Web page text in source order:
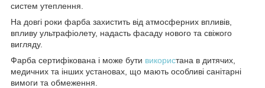
систем утеплення.
На довгі роки фарба захистить від атмосферних впливів,
впливу ультрафіолету, надасть фасаду нового та свіжого
вигляду.
Фарба сертифікована і може бути використана в дитячих,
медичних та інших установах, що мають особливі санітарні
вимоги та обмеження.